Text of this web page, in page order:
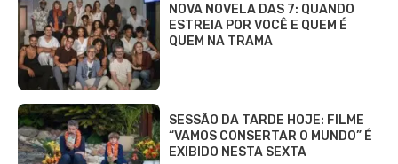
NOVA NOVELA DAS 7: QUANDO
ESTREIA POR VOCÊ E QUEM É
QUEM NA TRAMA
SESSÃO DA TARDE HOJE: FILME
“VAMOS CONSERTAR O MUNDO” É
EXIBIDO NESTA SEXTA